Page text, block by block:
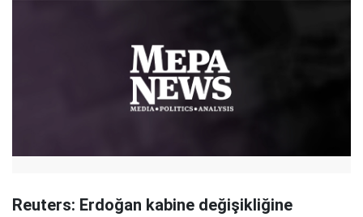
Reuters: Erdoğan kabine değişikliğine